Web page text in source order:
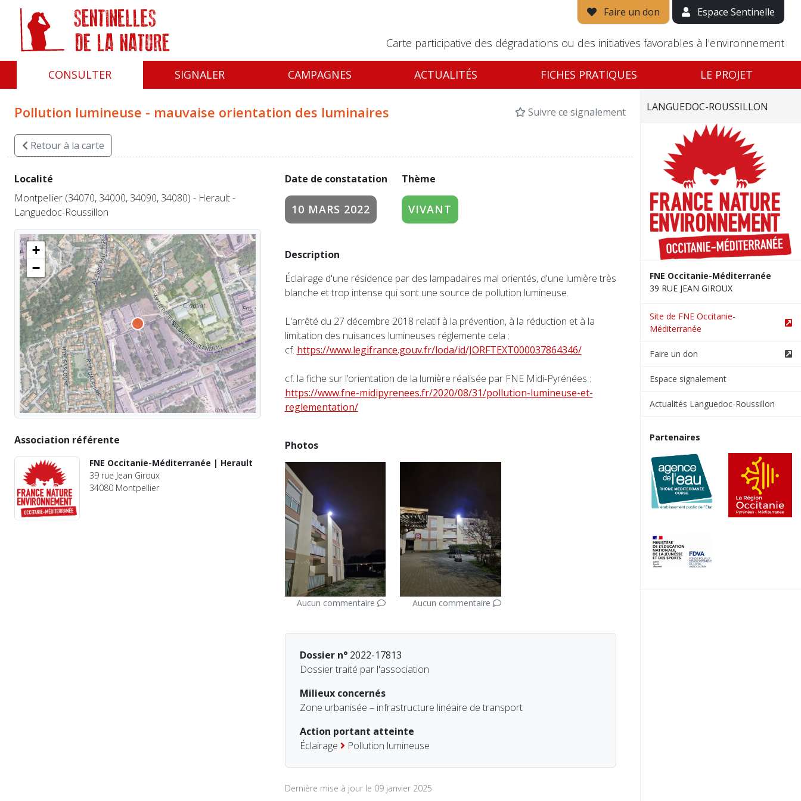
Faire un don Espace Sentinelle
Carte participative des dégradations ou des initiatives favorables à l'environnement
CONSULTER SIGNALER CAMPAGNES ACTUALITÉS FICHES PRATIQUES LE PROJET
Pollution lumineuse - mauvaise orientation des luminaires Suivre ce signalement
Retourà la carte
Date de constatation
10 MARS 2022
Thème
VIVANT
Description
Éclairage d'une résidence par des lampadaires mal orientés, d'une lumière très
blanche et trop intense qui sont une source de pollution lumineuse.
L'arrêté du 27 décembre 2018 relatif à la prévention, à la réduction et à la
limitation des nuisances lumineuses réglemente cela :
cf. https://www.legifrance.gouv.fr/loda/id/JORFTEXT000037864346/
cf. la fiche sur l’orientation de la lumière réalisée par FNE Midi-Pyrénées :
https://www.fne-midipyrenees.fr/2020/08/31/pollution-lumineuse-et-
reglementation/
Photos
Aucun commentaire Aucun commentaire
Dossier n°2022-17813
Dossier traité par l'association
Milieux concernés
Zone urbanisée – infrastructure linéaire de transport
Action portant atteinte
Éclairage
Pollution lumineuse
Dernière mise à jour le 09 janvier 2025
Localité
Montpellier (34070, 34000, 34090, 34080) - Herault -
Languedoc-Roussillon
+
−
Association référente
FNE Occitanie-Méditerranée | Herault
39 rue Jean Giroux
34080 Montpellier
LANGUEDOC-ROUSSILLON
FNE Occitanie-Méditerranée
39 RUE JEAN GIROUX
Site de FNE Occitanie-
Méditerranée
Faire un don
Espace signalement
Actualités Languedoc-Roussillon
Partenaires
Panneau de gestion des cookies